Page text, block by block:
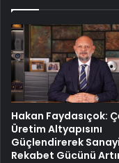
Hakan Faydasıçok:
Üretim Altyapısını
Güçlendirerek
Rekabet Gücünü